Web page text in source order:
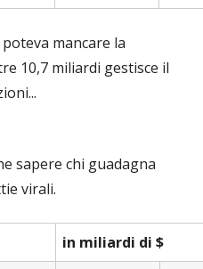
mancare la
10,7 miliardi gestisce il
sapere chi guadagna
virali.
in miliardi di $